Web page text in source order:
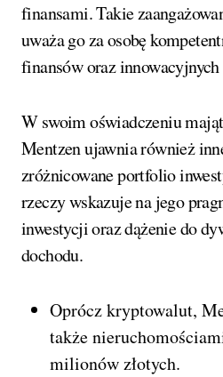
finansami. Takie
uważa go za osobę
finansów oraz
W swoim oświadczeniu
Mentzen ujawnia również
zróżnicowane portfolio
rzeczy wskazuje na jego
inwestycji oraz dążenie do
dochodu.
Oprócz kryptowalut,
także
milionów złotych.